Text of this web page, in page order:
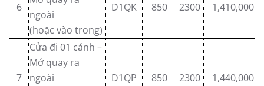
6
ngoài
(hoặc vào trong)
D1QK 850 2300 1,410,000
7
Cửa đi 01 cánh –
Mở quay ra
ngoài
D1QP 850 2300 1,440,000